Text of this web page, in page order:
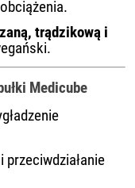
trądzikową i
Medicube
i przeciwdziałanie